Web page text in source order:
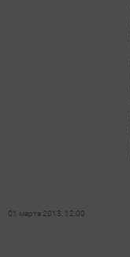
01 марта 2013, 12:00